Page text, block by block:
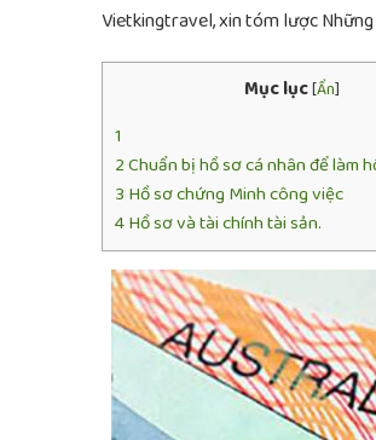
Vietkingtravel, xin tóm lược
Mục lục[Ẩn]
1
2Chuẩn bị hồ sơ cá nhân để làm
3 Hồ sơ chứng Minh công việc
4Hồ sơ và tài chính tài sản.